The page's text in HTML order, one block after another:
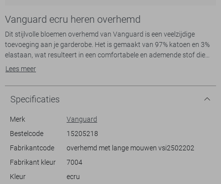
Vanguard ecru heren overhemd
Dit stijlvolle bloemen overhemd van Vanguard is een veelzijdige
toevoeging aan je garderobe. Het is gemaakt van 97% katoen en 3%
elastaan, wat resulteert in een comfortabele en ademende stof die
perfect is voor het lente seizoen. Met een regular fit en een subtiele
voor informele en casual gelegenheden. De button-down kraag en de
knoopsluiting geven het geheel een verfijnde afwerking zonder in te
boeten op comfort.
combineren met verschillende stijlen. Draag het met een spijkerbroek
voor een casual look tijdens een weekenduitje of match het met een
nette broek voor een meer geklede uitstraling. De lange mouwen en
is voor zowel dagelijks gebruik als speciale gelegenheden. Of je nu een
Lees meer
Specificaties
Merk
Vanguard
Bestelcode
15205218
Fabrikantcode
overhemd met lange mouwen vsi2502202
Fabrikant kleur
7004
Kleur
ecru